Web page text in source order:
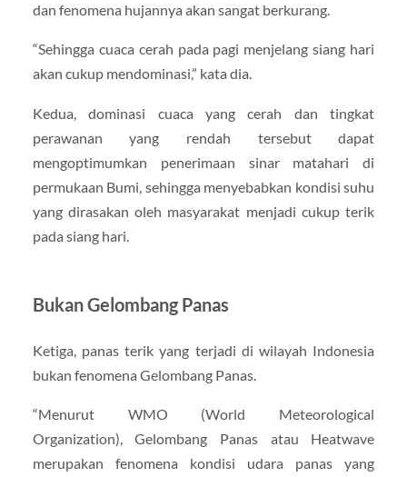
dan fenomena hujannya akan sangat berkurang.
“Sehingga cuaca cerah pada pagi menjelang siang hari
akan cukup mendominasi,” kata dia.
Kedua, dominasi cuaca yang cerah dan tingkat
perawanan yang rendah tersebut dapat
mengoptimumkan penerimaan sinar matahari di
permukaan Bumi, sehingga menyebabkan kondisi suhu
yang dirasakan oleh masyarakat menjadi cukup terik
pada siang hari.
Bukan Gelombang Panas
Ketiga, panas terik yang terjadi di wilayah Indonesia
bukan fenomena Gelombang Panas.
“Menurut WMO (World Meteorological
Organization), Gelombang Panas atau Heatwave
merupakan fenomena kondisi udara panas yang